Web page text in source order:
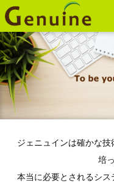
ジェニュインは確かな
培
本当に必要とされるシ